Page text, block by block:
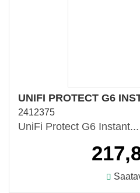
UNIFI PROTECT G6
2412375
UniFi Protect G6 Instant...